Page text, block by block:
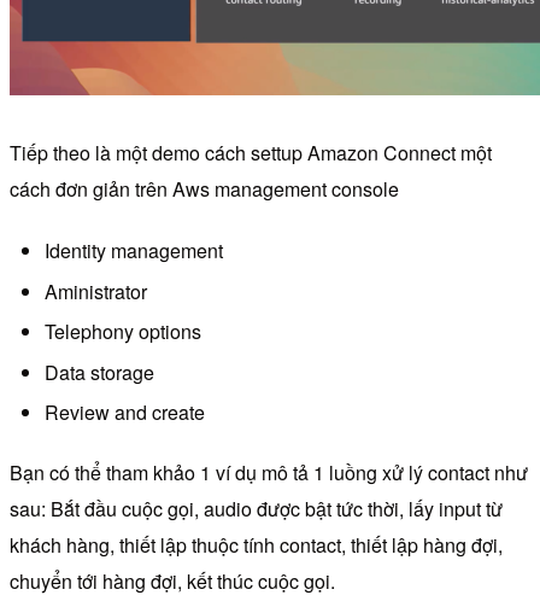
Tiếp theo là một demo cách settup Amazon Connect một
cách đơn giản trên Aws management console
Identity management
Aministrator
Telephony options
Data storage
Review and create
Bạn có thể tham khảo 1 ví dụ mô tả 1 luồng xử lý contact như
sau: Bắt đầu cuộc gọi, audio được bật tức thời, lấy input từ
khách hàng, thiết lập thuộc tính contact, thiết lập hàng đợi,
chuyển tới hàng đợi, kết thúc cuộc gọi.